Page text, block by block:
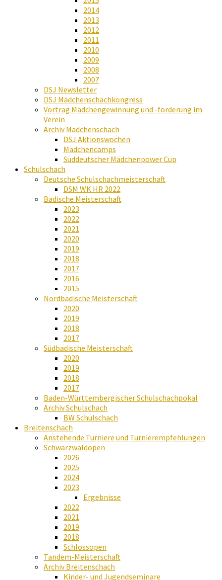
2014
2013
2012
2011
2010
2009
2008
2007
DSJ Newsletter
DSJ Mädchenschachkongress
Vortrag Mädchengewinnung und -förderung im
Verein
Archiv Mädchenschach
DSJ Aktionswochen
Mädchencamps
Süddeutscher Mädchenpower Cup
Schulschach
Deutsche Schulschachmeisterschaft
DSM WK HR 2022
Badische Meisterschaft
2023
2022
2021
2020
2019
2018
2017
2016
2015
Nordbadische Meisterschaft
2020
2019
2018
2017
Südbadische Meisterschaft
2020
2019
2018
2017
Baden-Württembergischer Schulschachpokal
Archiv Schulschach
BW Schulschach
Breitenschach
Anstehende Turniere und Turnierempfehlungen
Schwarzwaldopen
2026
2025
2024
2023
Ergebnisse
2022
2021
2019
2018
Schlossopen
Tandem-Meisterschaft
Archiv Breitenschach
Kinder- und Jugendseminare